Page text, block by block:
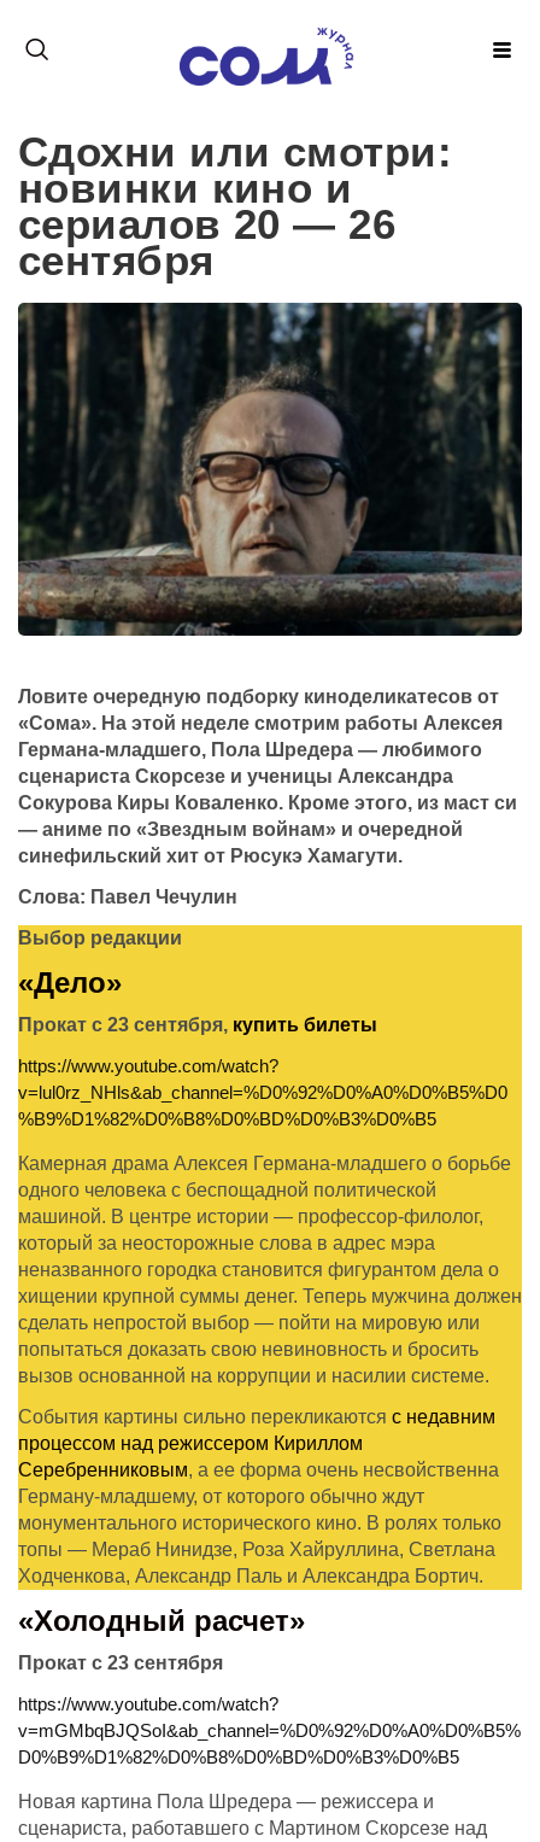
Сдохни или смотри:
новинки кино и
сериалов 20 — 26
сентября
Ловите очередную подборку киноделикатесов от
«Сома». На этой неделе смотрим работы Алексея
Германа-младшего, Пола Шредера — любимого
сценариста Скорсезе и ученицы Александра
Сокурова Киры Коваленко. Кроме этого, из маст си
— аниме по «Звездным войнам» и очередной
синефильский хит от Рюсукэ Хамагути.
Слова: Павел Чечулин
Выбор редакции
«Дело»
Прокат с 23 сентября, купить билеты
https://www.youtube.com/watch?
v=lul0rz_NHls&ab_channel=%D0%92%D0%A0%D0%B5%D0
%B9%D1%82%D0%B8%D0%BD%D0%B3%D0%B5
Камерная драма Алексея Германа-младшего о борьбе
одного человека с беспощадной политической
машиной. В центре истории — профессор-филолог,
который за неосторожные слова в адрес мэра
неназванного городка становится фигурантом дела о
хищении крупной суммы денег. Теперь мужчина должен
сделать непростой выбор — пойти на мировую или
попытаться доказать свою невиновность и бросить
вызов основанной на коррупции и насилии системе.
События картины сильно перекликаются с недавним
процессом над режиссером Кириллом
Серебренниковым, а ее форма очень несвойственна
Герману-младшему, от которого обычно ждут
монументального исторического кино. В ролях только
топы — Мераб Нинидзе, Роза Хайруллина, Светлана
Ходченкова, Александр Паль и Александра Бортич.
«Холодный расчет»
Прокат с 23 сентября
https://www.youtube.com/watch?
v=mGMbqBJQSoI&ab_channel=%D0%92%D0%A0%D0%B5%
D0%B9%D1%82%D0%B8%D0%BD%D0%B3%D0%B5
Новая картина Пола Шредера — режиссера и
сценариста, работавшего с Мартином Скорсезе над